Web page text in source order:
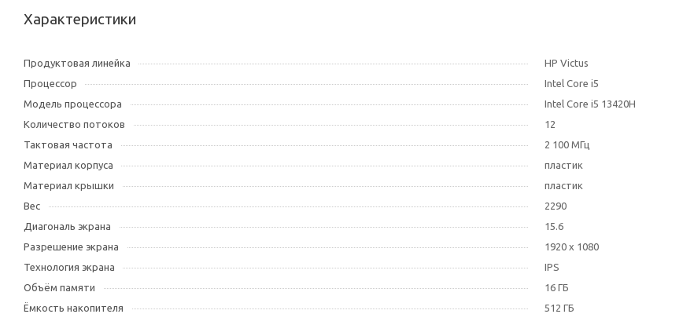
Характеристики
Продуктовая линейка
HP Victus
Процессор
Intel Core i5
Модель процессора
Intel Core i5 13420H
Количество потоков
12
Тактовая частота
2 100 МГц
Материал корпуса
пластик
Материал крышки
пластик
Вес
2290
Диагональ экрана
15.6
Разрешение экрана
1920 x 1080
Технология экрана
IPS
Объём памяти
16 ГБ
Ёмкость накопителя
512 ГБ